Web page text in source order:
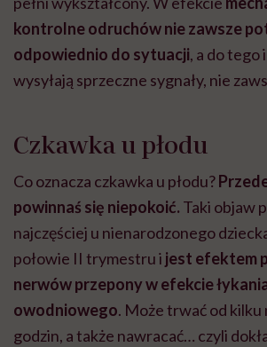
kontrolne odruchów nie zawsze
odpowiednio do sytuacji, a do
wysyłają sprzeczne sygnały, nie
Czkawka u płodu
Co oznacza czkawka u płodu?
powinnaś się niepokoić. Taki objaw
najczęściej u nienarodzonego
połowie II trymestru i jest efektem
nerwów przepony w efekcie
owodniowego. Może trwać od kilku
godzin, a także nawracać… czyli